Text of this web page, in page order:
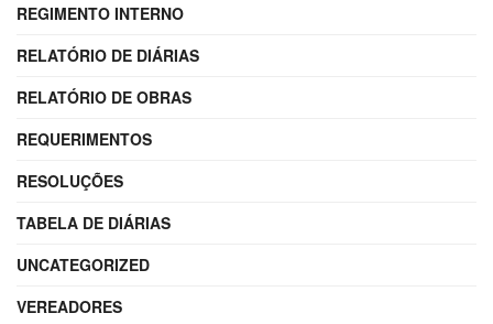
REGIMENTO INTERNO
RELATÓRIO DE DIÁRIAS
RELATÓRIO DE OBRAS
REQUERIMENTOS
RESOLUÇÕES
TABELA DE DIÁRIAS
UNCATEGORIZED
VEREADORES